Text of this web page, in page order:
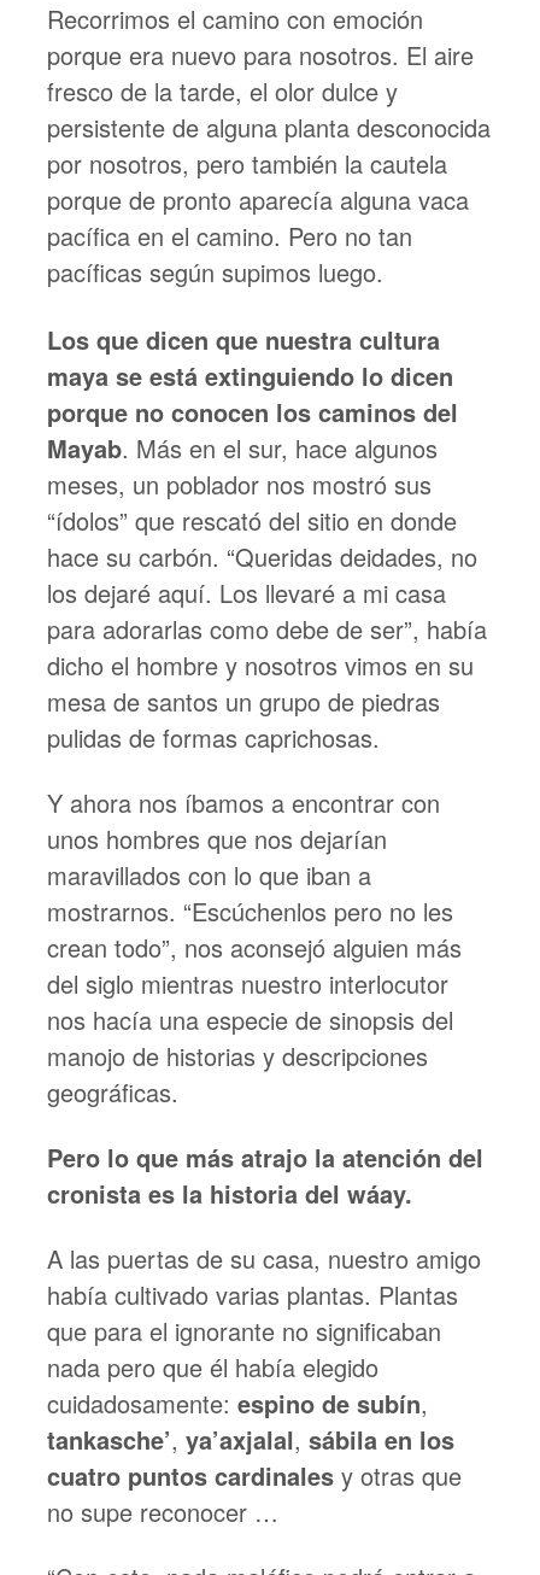
Recorrimos el camino con emoción
porque era nuevo para nosotros. El aire
fresco de la tarde, el olor dulce y
persistente de alguna planta desconocida
por nosotros, pero también la cautela
porque de pronto aparecía alguna vaca
pacífica en el camino. Pero no tan
pacíficas según supimos luego.
Los que dicen que nuestra cultura
maya se está extinguiendo lo dicen
porque no conocen los caminos del
Mayab. Más en el sur, hace algunos
meses, un poblador nos mostró sus
“ídolos” que rescató del sitio en donde
hace su carbón. “Queridas deidades, no
los dejaré aquí. Los llevaré a mi casa
para adorarlas como debe de ser”, había
dicho el hombre y nosotros vimos en su
mesa de santos un grupo de piedras
pulidas de formas caprichosas.
Y ahora nos íbamos a encontrar con
unos hombres que nos dejarían
maravillados con lo que iban a
mostrarnos. “Escúchenlos pero no les
crean todo”, nos aconsejó alguien más
del siglo mientras nuestro interlocutor
nos hacía una especie de sinopsis del
manojo de historias y descripciones
geográficas.
Pero lo que más atrajo la atención del
cronista es la historia del wáay.
A las puertas de su casa, nuestro amigo
había cultivado varias plantas. Plantas
que para el ignorante no significaban
nada pero que él había elegido
cuidadosamente: espino de subín,
tankasche’, ya’axjalal, sábila en los
cuatro puntos cardinales y otras que
no supe reconocer …